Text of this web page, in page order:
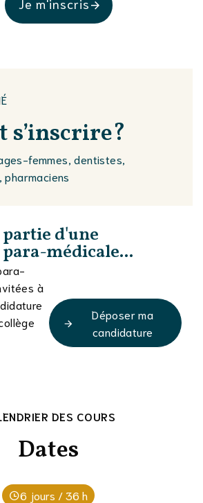
s’inscrire?
femmes, dentistes,
partie d'une
médicale...
à
Déposer ma
candidature
DES COURS
Dates
6 jours / 36 h